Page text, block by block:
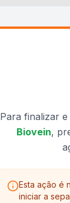
Para finalizar
Biovein,
Esta ação é
iniciar a